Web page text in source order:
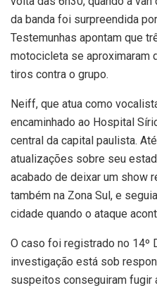
da banda foi surpreendida
Testemunhas apontam que
motocicleta se aproximaram
tiros contra o grupo.
Neiff, que atua como
encaminhado ao Hospital
central da capital paulista.
atualizações sobre seu
acabado de deixar um show
também na Zona Sul, e
cidade quando o ataque
O caso foi registrado no 14º
investigação está sob
suspeitos conseguiram fugir